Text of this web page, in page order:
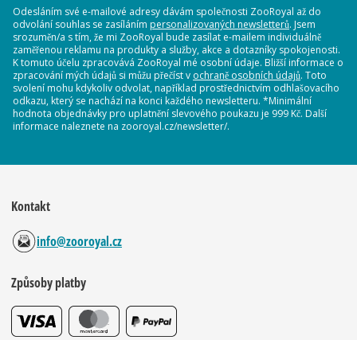
Odesláním své e-mailové adresy dávám společnosti ZooRoyal až do
odvolání souhlas se zasíláním personalizovaných newsletterů. Jsem
srozuměn/a s tím, že mi ZooRoyal bude zasílat e-mailem individuálně
zaměřenou reklamu na produkty a služby, akce a dotazníky spokojenosti.
K tomuto účelu zpracovává ZooRoyal mé osobní údaje. Bližší informace o
zpracování mých údajů si můžu přečíst v ochraně osobních údajů. Toto
svolení mohu kdykoliv odvolat, například prostřednictvím odhlašovacího
odkazu, který se nachází na konci každého newsletteru. *Minimální
hodnota objednávky pro uplatnění slevového poukazu je 999 Kč. Další
informace naleznete na zooroyal.cz/newsletter/.
Kontakt
info@zooroyal.cz
Způsoby platby